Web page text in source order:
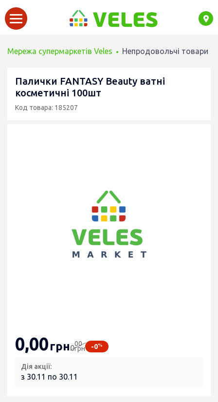
Мережа супермаркетів Veles Непродовольчі товари
Палички FANTASY Beauty ватні
косметичні 100шт
Код товара: 185207
0,00грн000
грн -0%
Дія акції:
з 30.11 по 30.11